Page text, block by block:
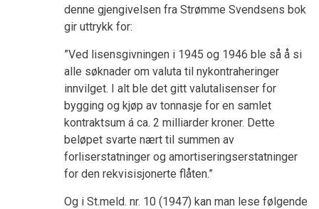
denne gjengivelsen fra Strømme Svendsens bok
gir uttrykk for:
”Ved lisensgivningen i 1945 og 1946 ble så å si
alle søknader om valuta til nykontraheringer
innvilget. I alt ble det gitt valutalisenser for
bygging og kjøp av tonnasje for en samlet
kontraktsum á ca. 2 milliarder kroner. Dette
beløpet svarte nært til summen av
forliserstatninger og amortiseringserstatninger
for den rekvisisjonerte flåten.”
Og i St.meld. nr. 10 (1947) kan man lese følgende